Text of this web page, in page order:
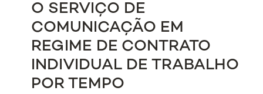
O SERVIÇO DE
COMUNICAÇÃO EM
REGIME DE CONTRATO
INDIVIDUAL DE TRABALHO
POR TEMPO